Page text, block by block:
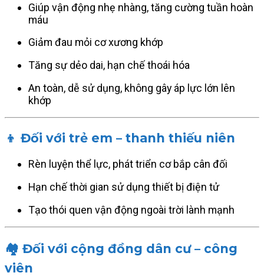
Giúp vận động nhẹ nhàng, tăng cường tuần hoàn
máu
Giảm đau mỏi cơ xương khớp
Tăng sự dẻo dai, hạn chế thoái hóa
An toàn, dễ sử dụng, không gây áp lực lớn lên
khớp
👦 Đối với trẻ em – thanh thiếu niên
Rèn luyện thể lực, phát triển cơ bắp cân đối
Hạn chế thời gian sử dụng thiết bị điện tử
Tạo thói quen vận động ngoài trời lành mạnh
🏘️ Đối với cộng đồng dân cư – công
viên